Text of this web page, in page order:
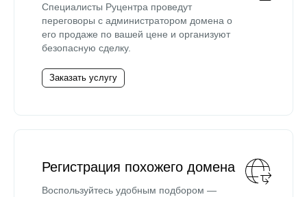
Специалисты Руцентра проведут
переговоры с администратором домена о
его продаже по вашей цене и организуют
безопасную сделку.
Заказать услугу
Регистрация похожего домена
Воспользуйтесь удобным подбором —